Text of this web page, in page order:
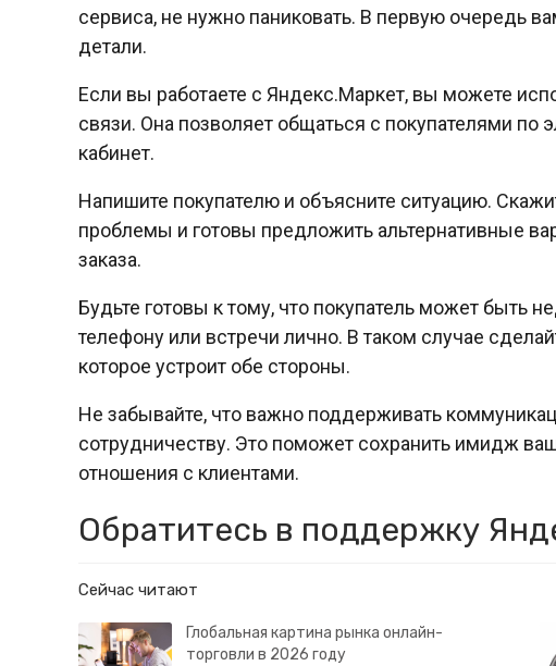
сервиса, не нужно паниковать. В первую очередь
детали.
Если вы работаете с Яндекс.Маркет, вы можете
связи. Она позволяет общаться с покупателями по
кабинет.
Напишите покупателю и объясните ситуацию.
проблемы и готовы предложить альтернативные
заказа.
Будьте готовы к тому, что покупатель может быть
телефону или встречи лично. В таком случае
которое устроит обе стороны.
Не забывайте, что важно поддерживать
сотрудничеству. Это поможет сохранить имидж
отношения с клиентами.
Обратитесь в поддержку
Сейчас читают
Глобальная картина рынка онлайн-
торговли в 2026 году